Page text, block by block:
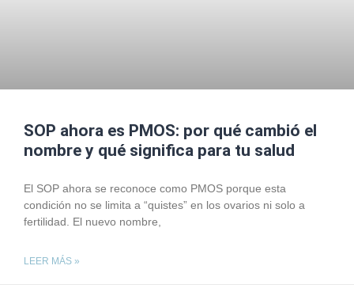
SOP ahora es PMOS: por qué cambió el
nombre y qué significa para tu salud
El SOP ahora se reconoce como PMOS porque esta
condición no se limita a “quistes” en los ovarios ni solo a
fertilidad. El nuevo nombre,
LEER MÁS »